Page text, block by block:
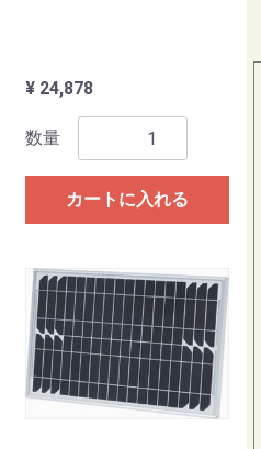
¥ 24,878
数量
カートに入れる